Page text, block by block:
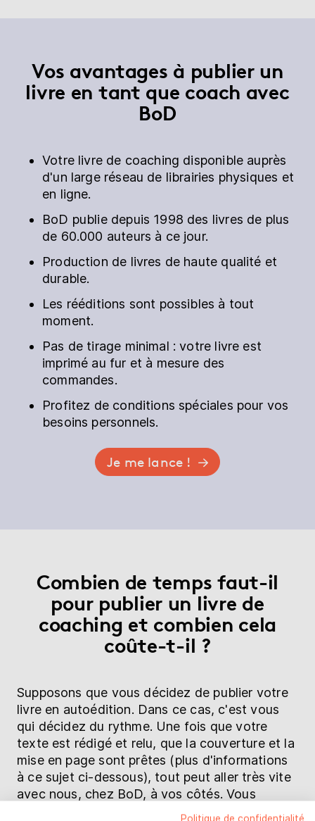
Vos avantages à publier un
livre en tant que coach avec
BoD
Votre livre de coaching disponible auprès
d'un large réseau de librairies physiques et
en ligne.
BoD publie depuis 1998 des livres de plus
de 60.000 auteurs à ce jour.
Production de livres de haute qualité et
durable.
Les rééditions sont possibles à tout
moment.
Pas de tirage minimal : votre livre est
imprimé au fur et à mesure des
commandes.
Profitez de conditions spéciales pour vos
besoins personnels.
Je me lance !
Combien de temps faut-il
pour publier un livre de
coaching et combien cela
coûte-t-il ?
Supposons que vous décidez de publier votre
livre en autoédition. Dans ce cas, c'est vous
qui décidez du rythme. Une fois que votre
texte est rédigé et relu, que la couverture et la
mise en page sont prêtes (plus d'informations
à ce sujet ci-dessous), tout peut aller très vite
avec nous, chez BoD, à vos côtés. Vous
choisissez sur notre site Internet la formule qui
Politique de confidentialité